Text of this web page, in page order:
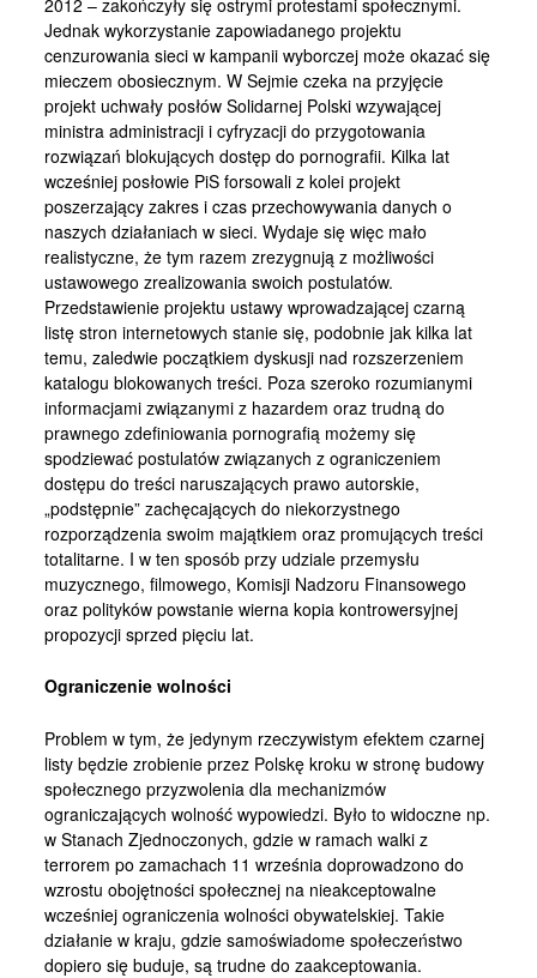
Jednak wykorzystanie zapowiadanego projektu
cenzurowania sieci w kampanii wyborczej może okazać się
mieczem obosiecznym. W Sejmie czeka na przyjęcie
projekt uchwały posłów Solidarnej Polski wzywającej
ministra administracji i cyfryzacji do przygotowania
rozwiązań blokujących dostęp do pornografii. Kilka lat
wcześniej posłowie PiS forsowali z kolei projekt
poszerzający zakres i czas przechowywania danych o
naszych działaniach w sieci. Wydaje się więc mało
realistyczne, że tym razem zrezygnują z możliwości
ustawowego zrealizowania swoich postulatów.
Przedstawienie projektu ustawy wprowadzającej czarną
listę stron internetowych stanie się, podobnie jak kilka lat
temu, zaledwie początkiem dyskusji nad rozszerzeniem
katalogu blokowanych treści. Poza szeroko rozumianymi
informacjami związanymi z hazardem oraz trudną do
prawnego zdefiniowania pornografią możemy się
spodziewać postulatów związanych z ograniczeniem
dostępu do treści naruszających prawo autorskie,
„podstępnie” zachęcających do niekorzystnego
rozporządzenia swoim majątkiem oraz promujących treści
totalitarne. I w ten sposób przy udziale przemysłu
muzycznego, filmowego, Komisji Nadzoru Finansowego
oraz polityków powstanie wierna kopia kontrowersyjnej
propozycji sprzed pięciu lat.
Ograniczenie wolności
Problem w tym, że jedynym rzeczywistym efektem czarnej
listy będzie zrobienie przez Polskę kroku w stronę budowy
społecznego przyzwolenia dla mechanizmów
ograniczających wolność wypowiedzi. Było to widoczne np.
w Stanach Zjednoczonych, gdzie w ramach walki z
terrorem po zamachach 11 września doprowadzono do
wzrostu obojętności społecznej na nieakceptowalne
wcześniej ograniczenia wolności obywatelskiej. Takie
działanie w kraju, gdzie samoświadome społeczeństwo
dopiero się buduje, są trudne do zaakceptowania.